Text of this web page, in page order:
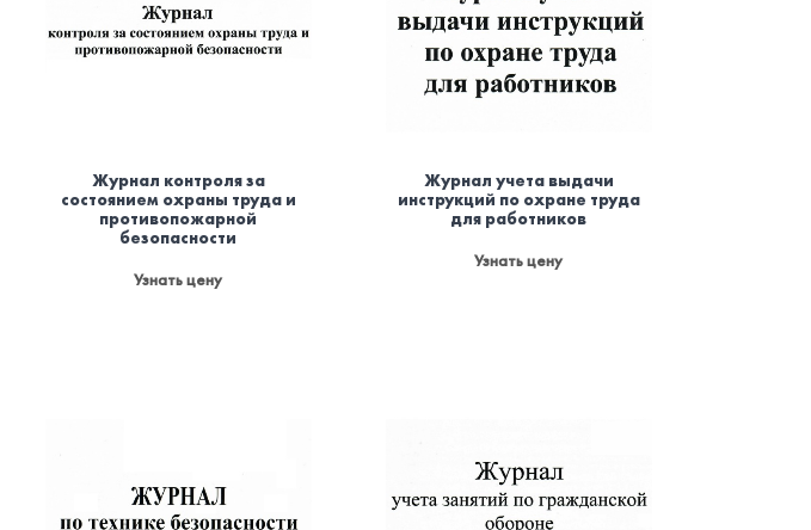
Журнал контроля за
состоянием охраны труда и
противопожарной
безопасности
Узнать цену
Журнал учета выдачи
инструкций по охране труда
для работников
Узнать цену